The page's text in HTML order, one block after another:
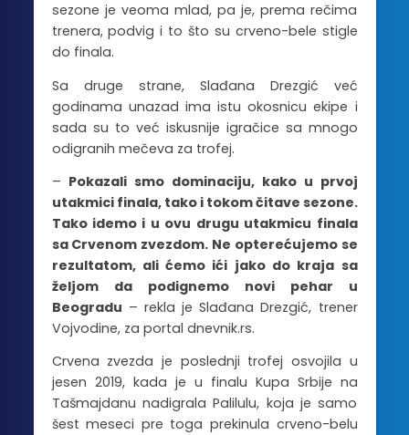
sezone je veoma mlad, pa je, prema rečima
trenera, podvig i to što su crveno-bele stigle
do finala.
Sa druge strane, Slađana Drezgić već
godinama unazad ima istu okosnicu ekipe i
sada su to već iskusnije igračice sa mnogo
odigranih mečeva za trofej.
– Pokazali smo dominaciju, kako u prvoj
utakmici finala, tako i tokom čitave sezone.
Tako idemo i u ovu drugu utakmicu finala
sa Crvenom zvezdom. Ne opterećujemo se
rezultatom, ali ćemo ići jako do kraja sa
željom da podignemo novi pehar u
Beogradu – rekla je Slađana Drezgić, trener
Vojvodine, za portal dnevnik.rs.
Crvena zvezda je poslednji trofej osvojila u
jesen 2019, kada je u finalu Kupa Srbije na
Tašmajdanu nadigrala Palilulu, koja je samo
šest meseci pre toga prekinula crveno-belu